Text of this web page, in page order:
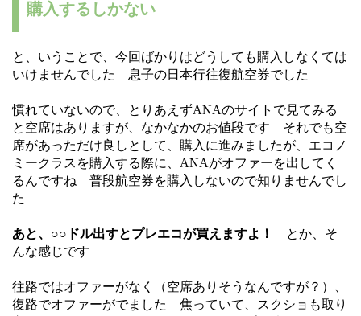
購入するしかない
と、いうことで、今回ばかりはどうしても購入しなくては
いけませんでした 息子の日本行往復航空券でした
慣れていないので、とりあえずANAのサイトで見てみる
と空席はありますが、なかなかのお値段です それでも空
席があっただけ良しとして、購入に進みましたが、エコノ
ミークラスを購入する際に、ANAがオファーを出してく
るんですね 普段航空券を購入しないので知りませんでし
た
あと、○○ドル出すとプレエコが買えますよ！
とか、そ
んな感じです
往路ではオファーがなく（空席ありそうなんですが？）、
復路でオファーがでました 焦っていて、スクショも取り